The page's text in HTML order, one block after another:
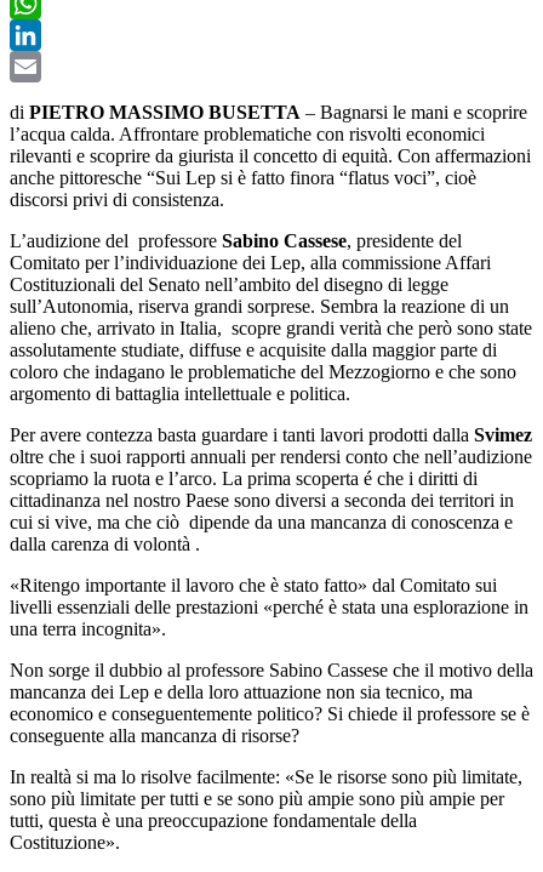
WhatsApp
LinkedIn
di PIETRO MASSIMO BUSETTA – Bagnarsi le mani e scoprire
l’acqua calda. Affrontare problematiche con risvolti economici
rilevanti e scoprire da giurista il concetto di equità. Con affermazioni
anche pittoresche “Sui Lep si è fatto finora “flatus voci”, cioè
discorsi privi di consistenza.
L’audizione del professore Sabino Cassese, presidente del
Comitato per l’individuazione dei Lep, alla commissione Affari
Costituzionali del Senato nell’ambito del disegno di legge
sull’Autonomia, riserva grandi sorprese. Sembra la reazione di un
alieno che, arrivato in Italia, scopre grandi verità che però sono state
assolutamente studiate, diffuse e acquisite dalla maggior parte di
coloro che indagano le problematiche del Mezzogiorno e che sono
argomento di battaglia intellettuale e politica.
Per avere contezza basta guardare i tanti lavori prodotti dalla Svimez
oltre che i suoi rapporti annuali per rendersi conto che nell’audizione
scopriamo la ruota e l’arco. La prima scoperta é che i diritti di
cittadinanza nel nostro Paese sono diversi a seconda dei territori in
cui si vive, ma che ciò dipende da una mancanza di conoscenza e
dalla carenza di volontà .
«Ritengo importante il lavoro che è stato fatto» dal Comitato sui
livelli essenziali delle prestazioni «perché è stata una esplorazione in
una terra incognita».
Non sorge il dubbio al professore Sabino Cassese che il motivo della
mancanza dei Lep e della loro attuazione non sia tecnico, ma
economico e conseguentemente politico? Si chiede il professore se è
conseguente alla mancanza di risorse?
In realtà si ma lo risolve facilmente: «Se le risorse sono più limitate,
sono più limitate per tutti e se sono più ampie sono più ampie per
tutti, questa è una preoccupazione fondamentale della
Costituzione».